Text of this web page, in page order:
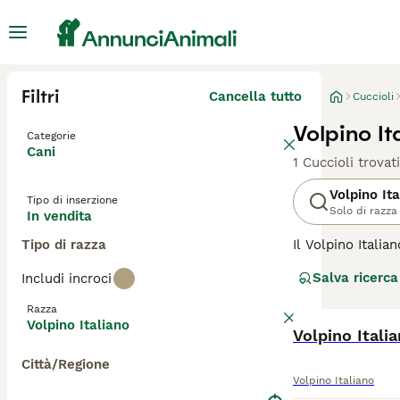
Filtri Cancella tutto
Categorie
Cani
Tipo di inserzione
In vendita
Tipo di razza
Includi incroci
Razza
Volpino Italiano
Città/Regione
Cuccioli
Volpino
1 Cuccioli trovati
Volpino
Solo di razza
Il Volpino
è stato
attività fisica e
profondamente
Salva ricerca
Volpino
Volpino Italiano